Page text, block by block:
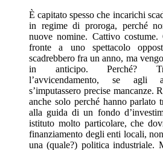
È capitato spesso che incarichi
in regime di proroga, perché
nuove nomine. Cattivo
fronte a uno spettacolo
scadrebbero fra un anno, ma
in anticipo. Perché?
l’avvicendamento, se agli
s’imputassero precise mancanze.
anche solo perché hanno parlato
alla guida di un fondo
istituto molto particolare, che
finanziamento degli enti locali,
una (quale?) politica industriale.